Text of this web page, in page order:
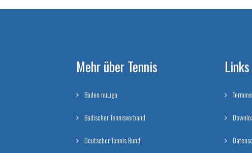
Mehr über Tennis
Baden nuLiga
Badischer Tennisverband
Deutscher Tennis Bund
Links
Termine